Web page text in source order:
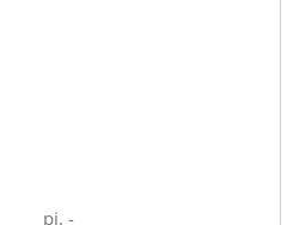
pi. -